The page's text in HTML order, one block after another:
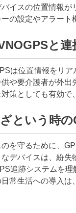
イスの位置情報が
ーの設定やアラート
と
は位置情報をリ
や要介護者が外出
策としても有効で
という時
を守るために、
なデバイスは、紛失
追跡システムを理
常生活への導入は